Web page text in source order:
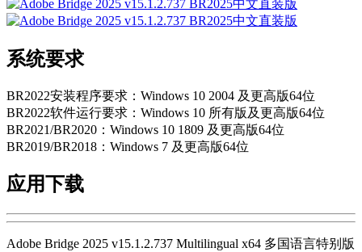
系统要求
BR2022安装程序要求：Windows 10 2004 及更高版64位
BR2022软件运行要求：Windows 10 所有版及更高版64位
BR2021/BR2020：Windows 10 1809 及更高版64位
BR2019/BR2018：Windows 7 及更高版64位
应用下载
Adobe Bridge 2025 v15.1.2.737 Multilingual x64 多国语言特别版